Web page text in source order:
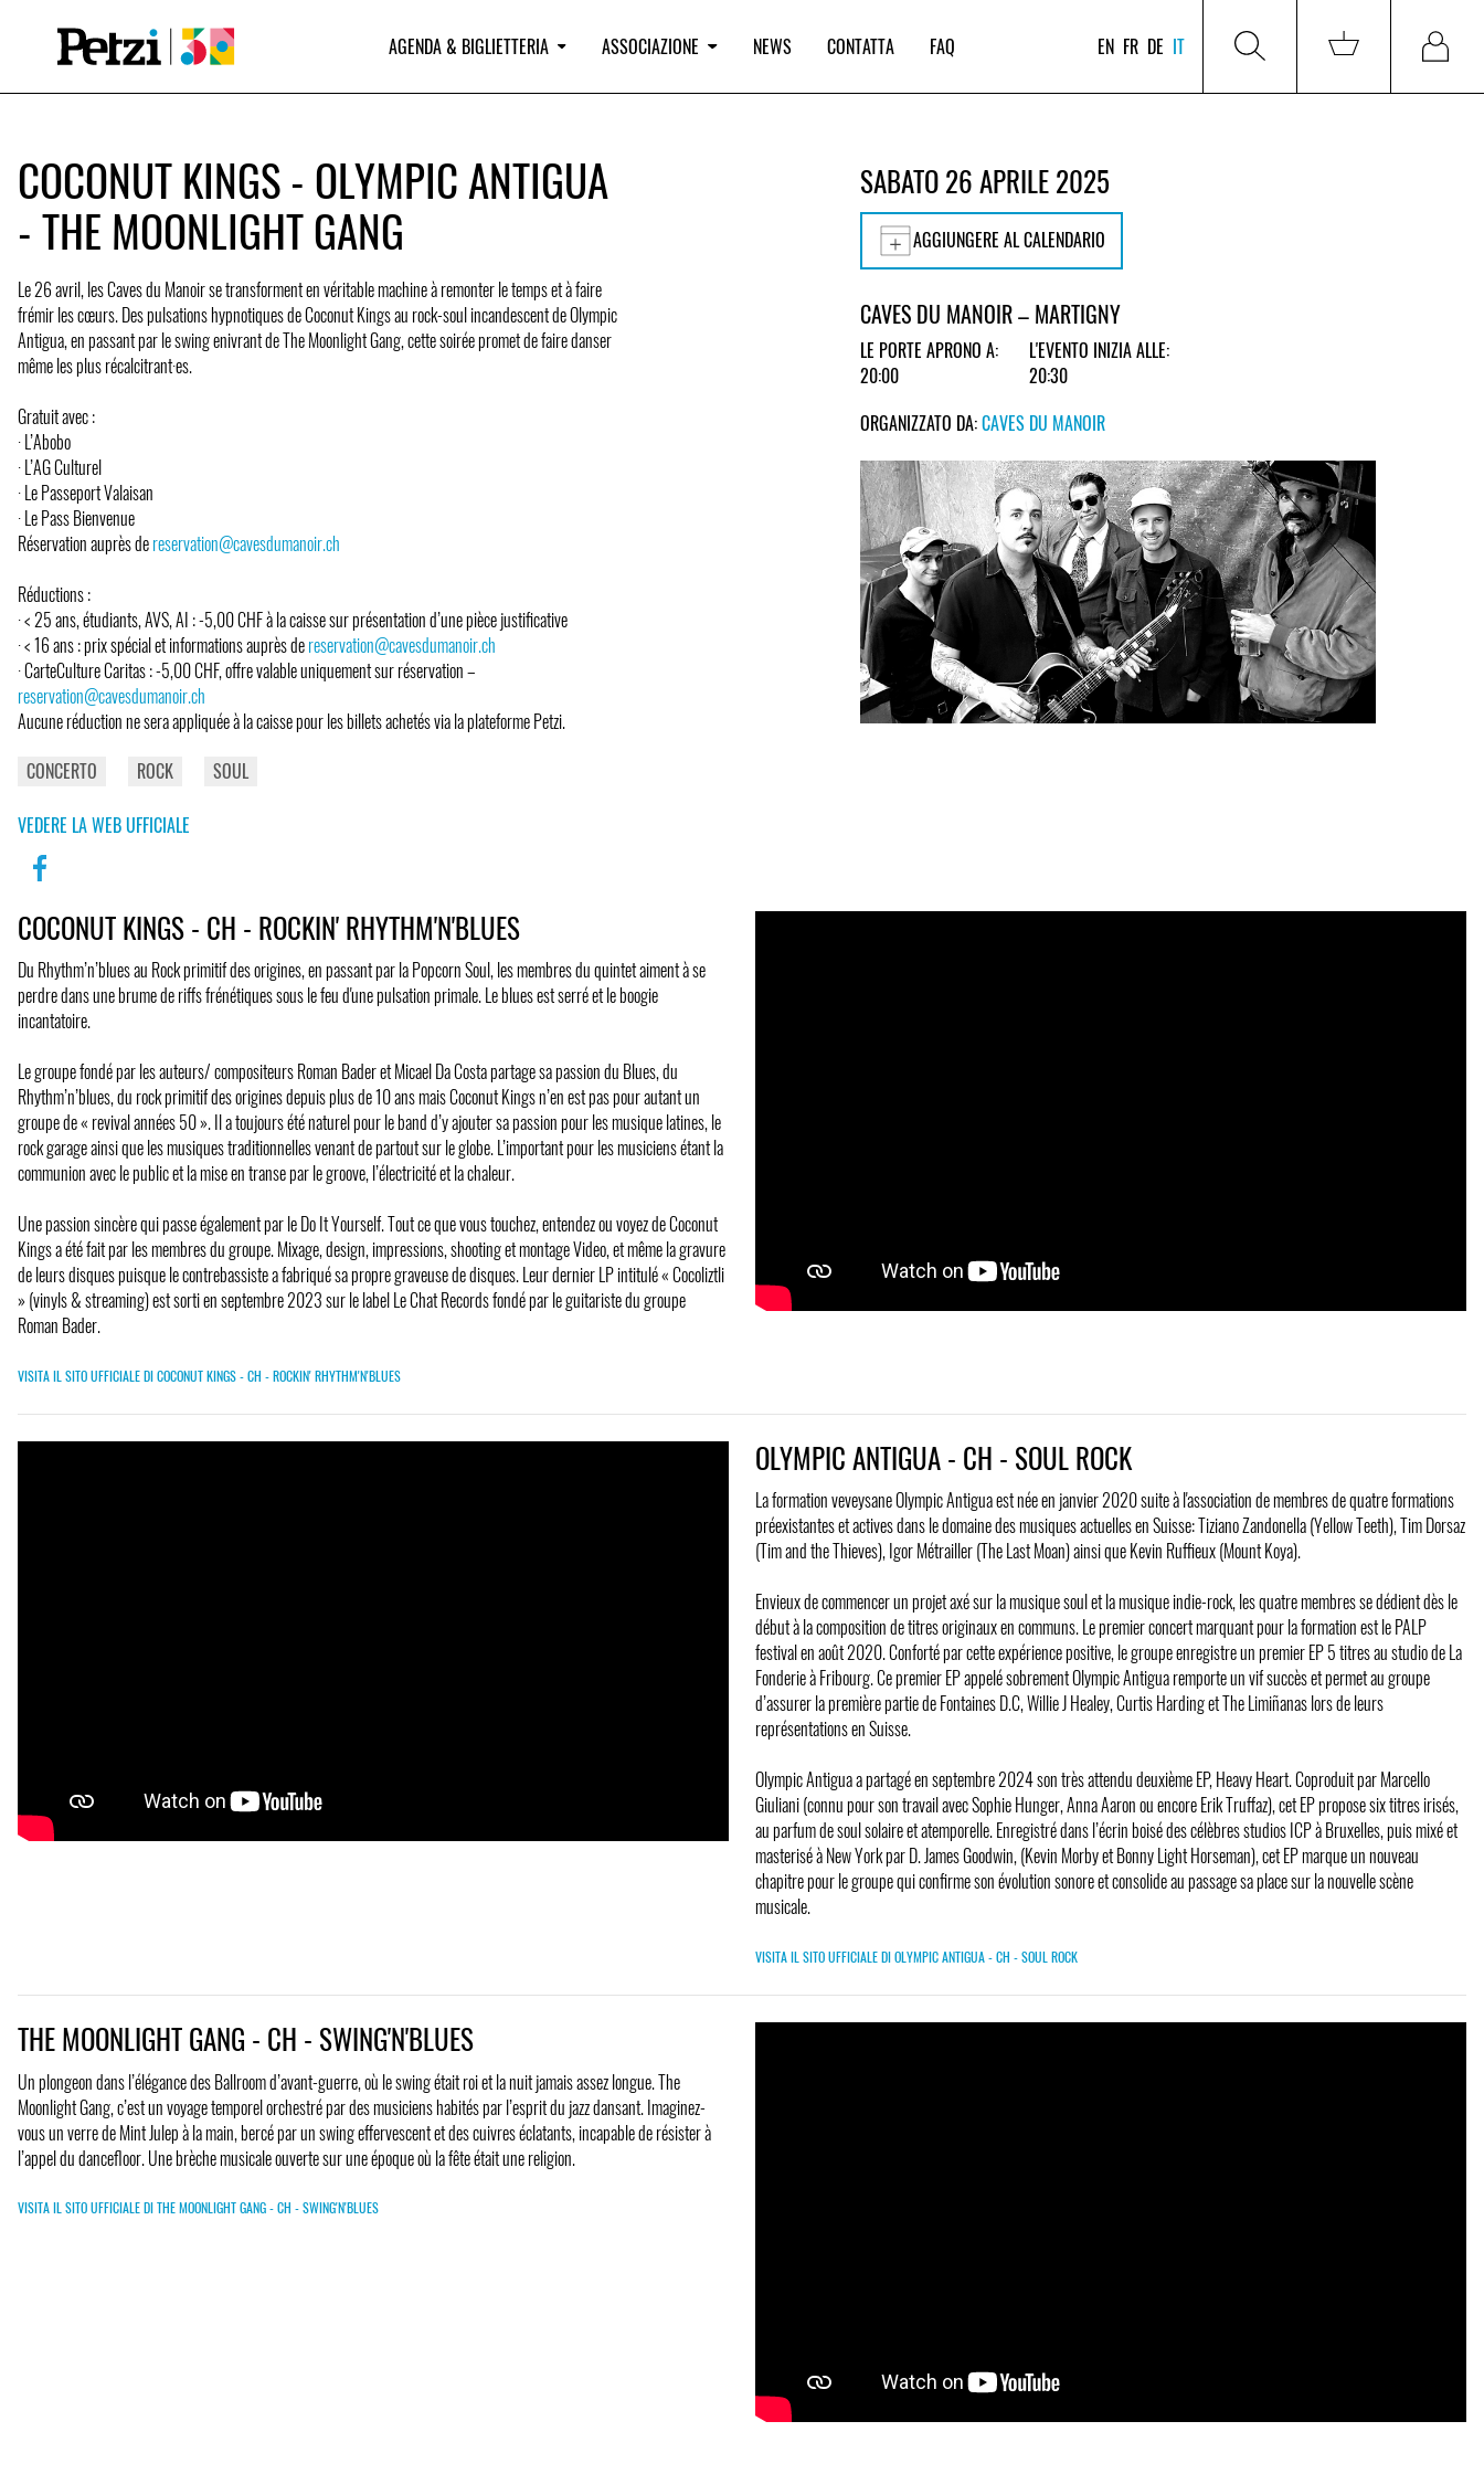
AGENDA & BIGLIETTERIA ASSOCIAZIONE NEWS CONTATTA FAQ EN FR DE IT
COCONUT KINGS - OLYMPIC ANTIGUA
- THE MOONLIGHT GANG
Le 26 avril, les Caves du Manoir se transforment en véritable machine à remonter le temps et à faire
frémir les cœurs. Des pulsations hypnotiques de Coconut Kings au rock-soul incandescent de Olympic
Antigua, en passant par le swing enivrant de The Moonlight Gang, cette soirée promet de faire danser
même les plus récalcitrant·es.
Gratuit avec :
· L’Abobo
· L’AG Culturel
· Le Passeport Valaisan
· Le Pass Bienvenue
Réservation auprès dereservation@cavesdumanoir.ch
Réductions :
· < 25 ans, étudiants, AVS, AI : -5,00 CHF à la caisse sur présentation d’une pièce justificative
· < 16 ans : prix spécial et informations auprès dereservation@cavesdumanoir.ch
· CarteCulture Caritas : -5,00 CHF, offre valable uniquement sur réservation –
reservation@cavesdumanoir.ch
Aucune réduction ne sera appliquée à la caisse pour les billets achetés via la plateforme Petzi.
CONCERTO
ROCK SOUL
VEDERE LA WEB UFFICIALE
SABATO 26 APRILE 2025
AGGIUNGERE AL CALENDARIO
CAVES DU MANOIR – MARTIGNY
LE PORTE APRONO A:
20:00
L'EVENTO INIZIA ALLE:
20:30
ORGANIZZATO DA:CAVES DU MANOIR
COCONUT KINGS - CH - ROCKIN' RHYTHM'N'BLUES
Du Rhythm’n’blues au Rock primitif des origines, en passant par la Popcorn Soul, les membres du quintet aiment à se
perdre dans une brume de riffs frénétiques sous le feu d'une pulsation primale. Le blues est serré et le boogie
incantatoire.
Le groupe fondé par les auteurs/ compositeurs Roman Bader et Micael Da Costa partage sa passion du Blues, du
Rhythm’n’blues, du rock primitif des origines depuis plus de 10 ans mais Coconut Kings n’en est pas pour autant un
groupe de « revival années 50 ». Il a toujours été naturel pour le band d’y ajouter sa passion pour les musique latines, le
rock garage ainsi que les musiques traditionnelles venant de partout sur le globe. L’important pour les musiciens étant la
communion avec le public et la mise en transe par le groove, l’électricité et la chaleur.
Une passion sincère qui passe également par le Do It Yourself. Tout ce que vous touchez, entendez ou voyez de Coconut
Kings a été fait par les membres du groupe. Mixage, design, impressions, shooting et montage Video, et même la gravure
de leurs disques puisque le contrebassiste a fabriqué sa propre graveuse de disques. Leur dernier LP intitulé « Cocoliztli
» (vinyls & streaming) est sorti en septembre 2023 sur le label Le Chat Records fondé par le guitariste du groupe
Roman Bader.
VISITA IL SITO UFFICIALE DI COCONUT KINGS - CH - ROCKIN' RHYTHM'N'BLUES
OLYMPIC ANTIGUA - CH - SOUL ROCK
La formation veveysane Olympic Antigua est née en janvier 2020 suite à l'association de membres de quatre formations
préexistantes et actives dans le domaine des musiques actuelles en Suisse: Tiziano Zandonella (Yellow Teeth), Tim Dorsaz
(Tim and the Thieves), Igor Métrailler (The Last Moan) ainsi que Kevin Ruffieux (Mount Koya).
Envieux de commencer un projet axé sur la musique soul et la musique indie-rock, les quatre membres se dédient dès le
début à la composition de titres originaux en communs. Le premier concert marquant pour la formation est le PALP
festival en août 2020. Conforté par cette expérience positive, le groupe enregistre un premier EP 5 titres au studio de La
Fonderie à Fribourg. Ce premier EP appelé sobrement Olympic Antigua remporte un vif succès et permet au groupe
d’assurer la première partie de Fontaines D.C, Willie J Healey, Curtis Harding et The Limiñanas lors de leurs
représentations en Suisse.
Olympic Antigua a partagé en septembre 2024 son très attendu deuxième EP, Heavy Heart. Coproduit par Marcello
Giuliani (connu pour son travail avec Sophie Hunger, Anna Aaron ou encore Erik Truffaz), cet EP propose six titres irisés,
au parfum de soul solaire et atemporelle. Enregistré dans l’écrin boisé des célèbres studios ICP à Bruxelles, puis mixé et
masterisé à New York par D. James Goodwin, (Kevin Morby et Bonny Light Horseman), cet EP marque un nouveau
chapitre pour le groupe qui confirme son évolution sonore et consolide au passage sa place sur la nouvelle scène
musicale.
VISITA IL SITO UFFICIALE DI OLYMPIC ANTIGUA - CH - SOUL ROCK
THE MOONLIGHT GANG - CH - SWING'N'BLUES
Un plongeon dans l’élégance des Ballroom d’avant-guerre, où le swing était roi et la nuit jamais assez longue. The
Moonlight Gang, c’est un voyage temporel orchestré par des musiciens habités par l’esprit du jazz dansant. Imaginez-
vous un verre de Mint Julep à la main, bercé par un swing effervescent et des cuivres éclatants, incapable de résister à
l’appel du dancefloor. Une brèche musicale ouverte sur une époque où la fête était une religion.
VISITA IL SITO UFFICIALE DI THE MOONLIGHT GANG - CH - SWING'N'BLUES